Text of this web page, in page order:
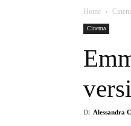
Home
Cinema
Di Alessandra